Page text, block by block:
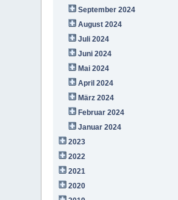
September 2024
August 2024
Juli 2024
Juni 2024
Mai 2024
April 2024
März 2024
Februar 2024
Januar 2024
2023
2022
2021
2020